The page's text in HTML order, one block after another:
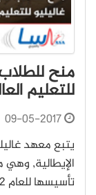
منح
للتعليم
09-05-2017
الإيطالية,